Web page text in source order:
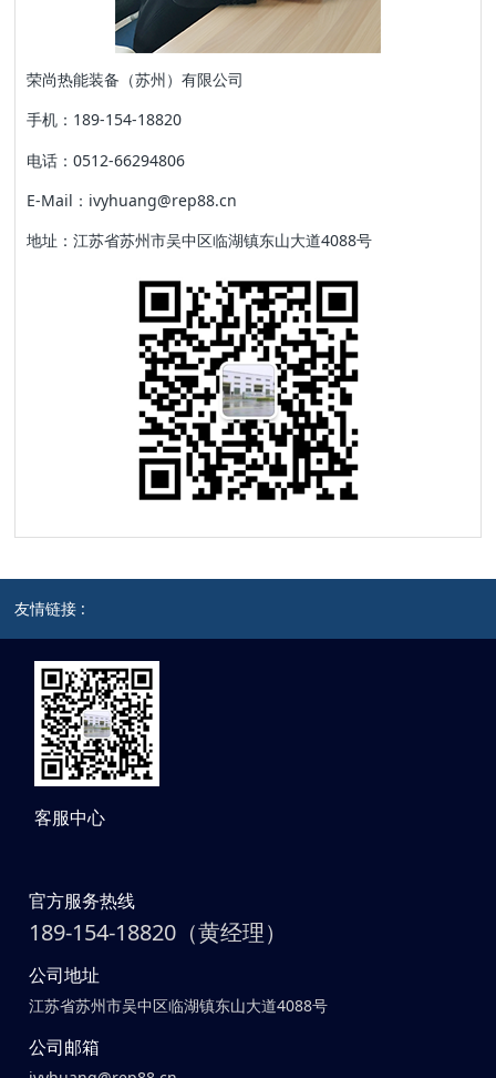
荣尚热能装备（苏州）有限公司
手机：189-154-18820
电话：0512-66294806
E-Mail：ivyhuang@rep88.cn
地址：江苏省苏州市吴中区临湖镇东山大道4088号
友情链接 :
客服中心
官方服务热线
189-154-18820（黄经理）
公司地址
江苏省苏州市吴中区临湖镇东山大道4088号
公司邮箱